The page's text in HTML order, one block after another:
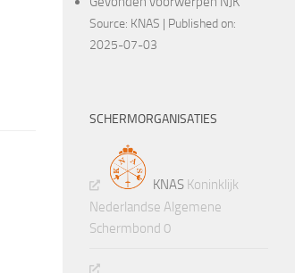
Source: KNAS
Published on:
2025-07-03
SCHERMORGANISATIES
KNAS Koninklijk
Nederlandse Algemene
Schermbond 0